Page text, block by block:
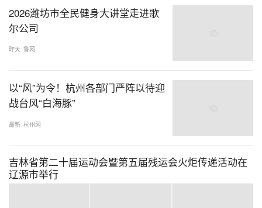
2026潍坊市全民健身大讲堂走进歌
尔公司
昨天 鲁网
以“风”为令！杭州各部门严阵以待迎
战台风“白海豚”
最新 杭州网
吉林省第二十届运动会暨第五届残运会火炬传递活动在
辽源市举行